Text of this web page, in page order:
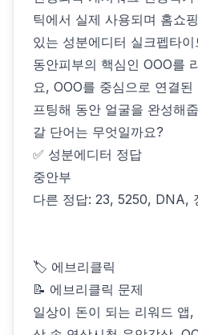
틱에서 실제 사용되며 홈쇼
있는 성분에디터 실크펩타
동안피부의 핵심인 OOO를
요, OOO를 중심으로 연결
프팅해 동안 얼굴을 완성해
갈 단어는 무엇일까요?
✅ 성분에디터 정답
중안부
다른 정답: 23, 5250, DNA,
🏷 에브리클릭
📝 에브리클릭 문제
일상이 돈이 되는 리워드 앱